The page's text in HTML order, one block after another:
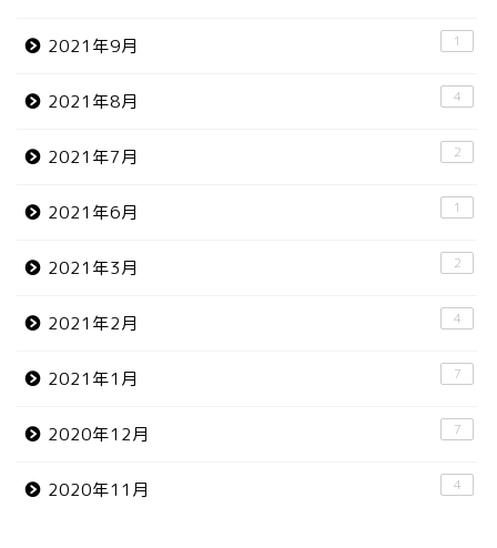
2021年9月 1
2021年8月 4
2021年7月 2
2021年6月 1
2021年3月 2
2021年2月 4
2021年1月 7
2020年12月 7
2020年11月 4